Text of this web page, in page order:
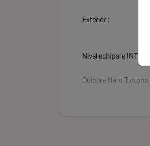
Exterior :
Nivel echipare INTENSA
Culoare Nero Tortona
Jante aliaj 18" cu